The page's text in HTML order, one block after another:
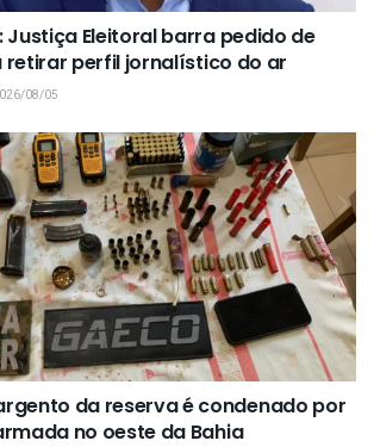
Justiça Eleitoral barra pedido de
retirar perfil jornalístico do ar
08/05
da reserva é condenado por
no oeste da Bahia